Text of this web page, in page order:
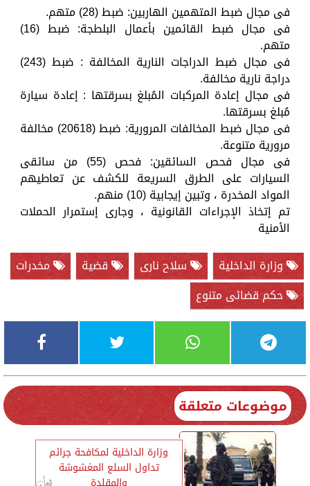
فى مجال ضبط المتهمين الهاربين: ضبط (28) متهم.
فى مجال ضبط القائمين بأعمال البلطجة: ضبط (16)
متهم.
فى مجال ضبط الدراجات النارية المخالفة : ضبط (243)
دراجة نارية مخالفة.
فى مجال إعادة المركبات المُبلغ بسرقتها : إعادة سيارة
مُبلغ بسرقتها.
فى مجال ضبط المخالفات المرورية: ضبط (20618) مخالفة
مرورية متنوعة.
فى مجال فحص السائقين: فحص (55) من سائقى
السيارات على الطرق السريعة للكشف عن تعاطيهم
المواد المخدرة ، وتبين إيجابية (10) منهم.
تم إتخاذ الإجراءات القانونية ، وجارى إستمرار الحملات
الأمنية
وزارة الداخلية
سلاح نارى قضية
مخدرات
حكم قضائى متنوع
موضوعات متعلقة
وزارة الداخلية لمكافحة جرائم
تداول السلع المغشوشة